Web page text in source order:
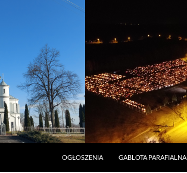
OGŁOSZENIA
GABLOTA PARAFIALNA